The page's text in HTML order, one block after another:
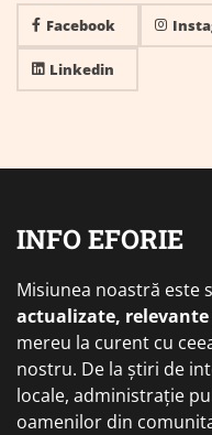
Facebook
Linkedin
INFO EFORIE
Misiunea noastră este
actualizate,
mereu la curent cu
nostru. De la știri de
locale, administrație
oamenilor din